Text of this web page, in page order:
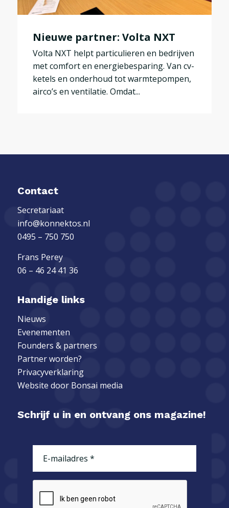
Nieuwe partner: Volta NXT
Volta NXT helpt particulieren en bedrijven
met comfort en energiebesparing. Van cv-
ketels en onderhoud tot warmtepompen,
airco’s en ventilatie. Omdat...
Contact
Secretariaat
info@konnektos.nl
0495 – 750 750
Frans Perey
06 – 46 24 41 36
Handige links
Nieuws
Evenementen
Founders & partners
Partner worden?
Privacyverklaring
Website door Bonsai media
Schrijf u in en ontvang ons magazine!
mailadres
(Vereist)